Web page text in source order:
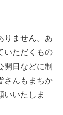
りません。あ
いただくもの
開日などに制
さんもまちか
いたしま